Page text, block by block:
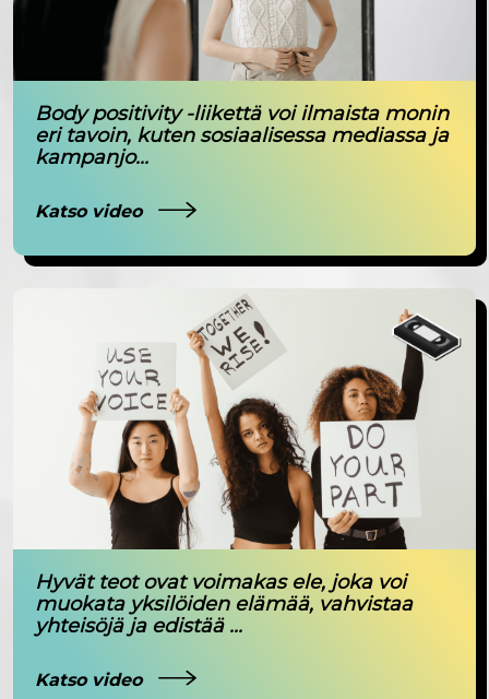
Body positivity -liikettä voi ilmaista monin
eri tavoin, kuten sosiaalisessa mediassa ja
kampanjo...
Katso video
Hyvät teot ovat voimakas ele, joka voi
muokata yksilöiden elämää, vahvistaa
yhteisöjä ja edistää ...
Katso video